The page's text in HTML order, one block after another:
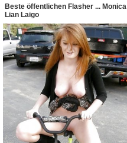
Beste öffentlichen Flasher ... Monica
Lian Laigo